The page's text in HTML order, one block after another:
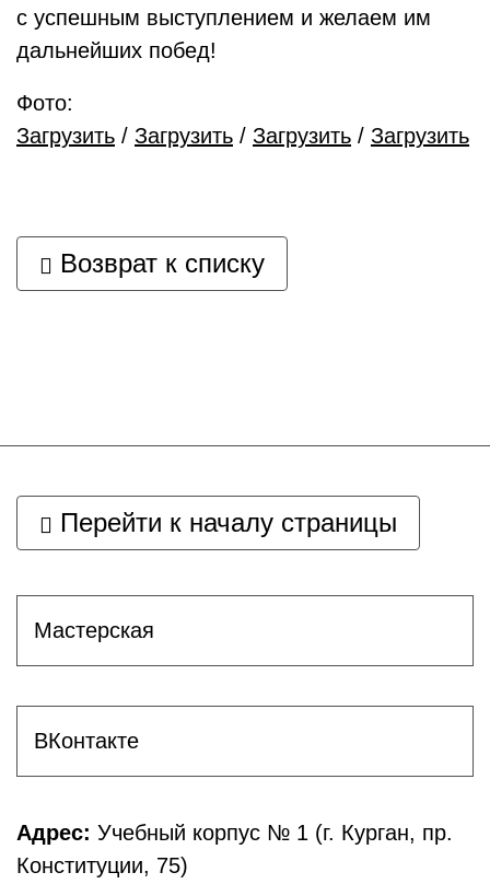
с успешным выступлением и желаем им
дальнейших побед!
Фото:
Загрузить / Загрузить / Загрузить / Загрузить
Возврат к списку
Перейти к началу страницы
Мастерская
ВКонтакте
Адрес: Учебный корпус № 1 (г. Курган, пр.
Конституции, 75)